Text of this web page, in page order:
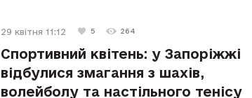
29 квітня 11:12 5 264
Спортивний квітень: у Запоріжжі
відбулися змагання з шахів,
волейболу та настільного тенісу